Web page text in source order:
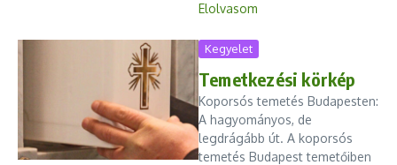
Elolvasom
Kegyelet
Temetkezési körkép
Koporsós temetés Budapesten:
A hagyományos, de
legdrágább út. A koporsós
temetés Budapest temetőiben